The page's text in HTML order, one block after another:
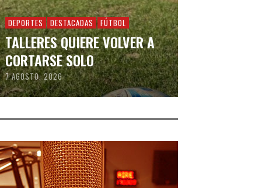
DEPORTES DESTACADAS FÚTBOL
TALLERES QUIERE VOLVER A
CORTARSE SOLO
7 AGOSTO, 2026